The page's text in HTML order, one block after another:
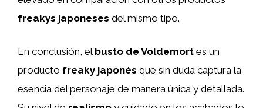
freakys japoneses del mismo tipo.
En conclusión, el busto de Voldemort es un
producto freaky japonés que sin duda captura la
esencia del personaje de manera única y detallada.